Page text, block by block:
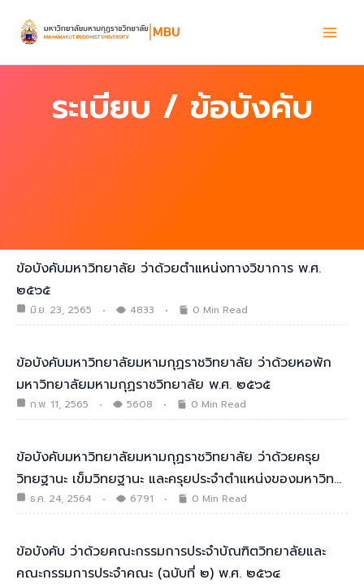
content
ระเบียบ / ข้อบังคับ
ข้อบังคับมหาวิทยาลัย ว่าด้วยตำแหน่งทางวิขาการ พ.ศ.
๒๕๖๕
มิ.ย. 23, 2565 4833 0 Min Read
ข้อบังคับมหาวิทยาลัยมหามกุฏราชวิทยาลัย ว่าด้วยหอพัก
มหาวิทยาลัยมหามกุฏราชวิทยาลัย พ.ศ. ๒๕๖๕
ก.พ. 11, 2565 5608 0 Min Read
ข้อบังคับมหาวิทยาลัยมหามกุฏราชวิทยาลัย ว่าด้วยครุย
วิทยฐานะ เข็มวิทยฐานะ และครุยประจำตำแหน่งของมหาวิท…
ธ.ค. 24, 2564 6791 0 Min Read
ข้อบังคับ ว่าด้วยคณะกรรมการประจำบัณฑิตวิทยาลัยและ
คณะกรรมการประจำคณะ (ฉบับที่ ๒) พ.ศ. ๒๕๖๔